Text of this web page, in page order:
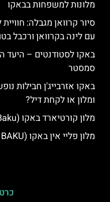
מלונות למשפחות בבאקו
סיור קרוואן מגבלה:
עם לינה בקרוואן ורכבל
באקו לסטודנטים – היעד
סמסטר
באקו אזרבייג'ן חבילות
ומלון או לקחת דיל?
מלון קורטיארד באקו (Courtyard by Marriott Baku)
מלון פליי אין באקו (FLY INN BAKU)